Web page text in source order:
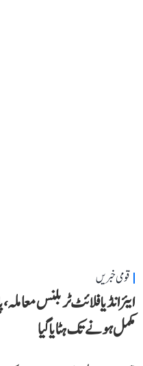
قومی خبریں
ایئر انڈیا فلائٹ ٹربلنس
مکمل ہونے تک ہٹایا گیا